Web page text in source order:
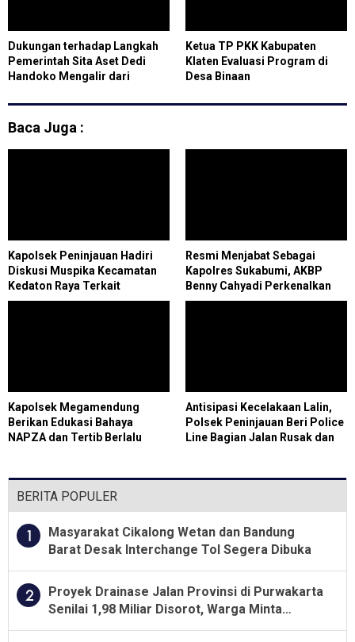
Dukungan terhadap Langkah
Pemerintah Sita Aset Dedi
Handoko Mengalir dari
Ketua TP PKK Kabupaten
Klaten Evaluasi Program di
Desa Binaan
Baca Juga :
Kapolsek Peninjauan Hadiri
Diskusi Muspika Kecamatan
Kedaton Raya Terkait
Sengketa Lahan Kelompok
Resmi Menjabat Sebagai
Kapolres Sukabumi, AKBP
Benny Cahyadi Perkenalkan
Program Unggulan
Kapolsek Megamendung
Berikan Edukasi Bahaya
NAPZA dan Tertib Berlalu
Antisipasi Kecelakaan Lalin,
Polsek Peninjauan Beri Police
Line Bagian Jalan Rusak dan
BERITA POPULER
1
Masyarakat Cikalong Wetan dan Bandung
Barat Desak Interchange Tol Segera Dibuka
2
Proyek Drainase Jalan Provinsi di Purwakarta
Senilai 1,98 Miliar Disorot, Warga Minta